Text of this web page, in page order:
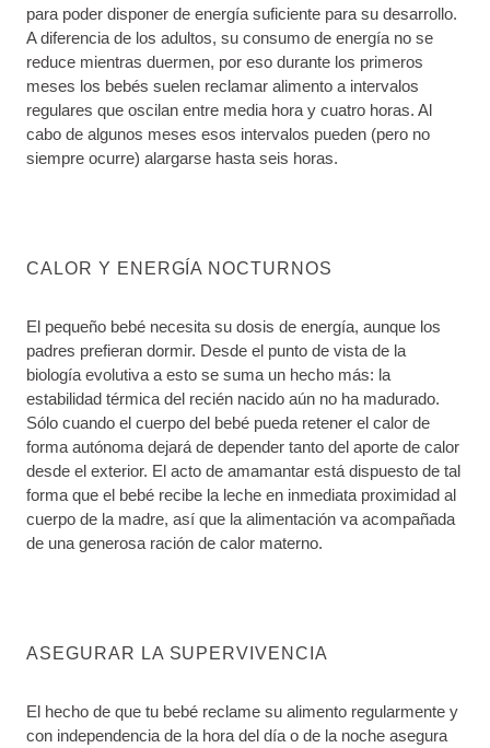
para poder disponer de energía suficiente para su desarrollo.
A diferencia de los adultos, su consumo de energía no se
reduce mientras duermen, por eso durante los primeros
meses los bebés suelen reclamar alimento a intervalos
regulares que oscilan entre media hora y cuatro horas. Al
cabo de algunos meses esos intervalos pueden (pero no
siempre ocurre) alargarse hasta seis horas.
CALOR Y ENERGÍA NOCTURNOS
El pequeño bebé necesita su dosis de energía, aunque los
padres prefieran dormir. Desde el punto de vista de la
biología evolutiva a esto se suma un hecho más: la
estabilidad térmica del recién nacido aún no ha madurado.
Sólo cuando el cuerpo del bebé pueda retener el calor de
forma autónoma dejará de depender tanto del aporte de calor
desde el exterior. El acto de amamantar está dispuesto de tal
forma que el bebé recibe la leche en inmediata proximidad al
cuerpo de la madre, así que la alimentación va acompañada
de una generosa ración de calor materno.
ASEGURAR LA SUPERVIVENCIA
El hecho de que tu bebé reclame su alimento regularmente y
con independencia de la hora del día o de la noche asegura